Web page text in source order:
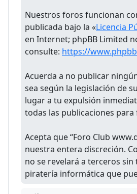
Nuestros foros funcionan
publicada bajo la «Licencia
en Internet; phpBB Limited
consulte: https://
Acuerda a no publicar
sea según la legislación de
lugar a tu expulsión
todas las publicaciones
Acepta que “Foro Club
nuestra entera discreción.
no se revelará a terceros
piratería informática que